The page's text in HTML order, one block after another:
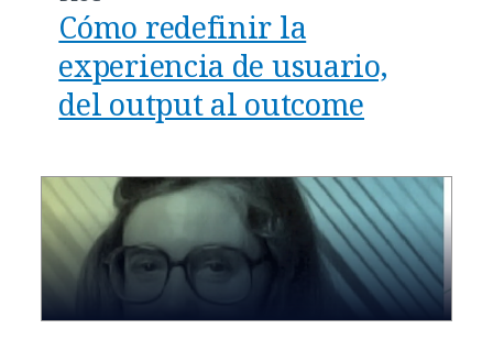
Cómo redefinir la
experiencia de usuario,
del output al outcome